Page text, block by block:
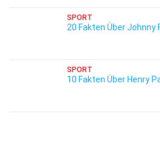
SPORT
20 Fakten Über Johnny
SPORT
10 Fakten Über Henry